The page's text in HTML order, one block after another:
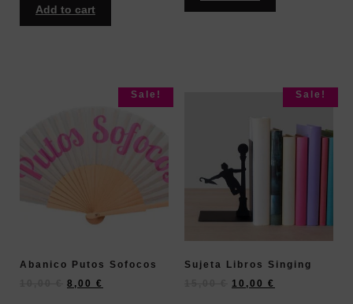
Add to cart
Sale!
Abanico Putos Sofocos
8,00 €
Sale!
Sujeta Libros Singing
10,00 €